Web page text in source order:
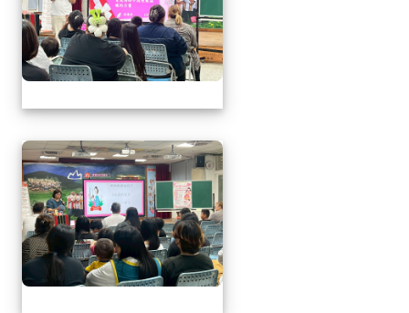
1150509母親節暨親職